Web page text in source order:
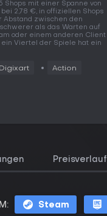
Shops mit einer Spanne von
2,78 €, in offiziellen Shops
Abstand zwischen den
als das Warten auf
oder einem anderen Client
Viertel der Spiele hat ein
Digixart Action
Preisverlauf
Steam